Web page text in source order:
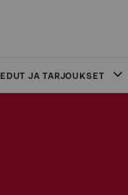
EDUT JA TARJOUKSET